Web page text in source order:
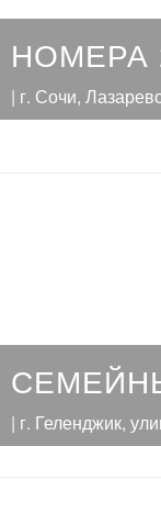
НОМЕРА
| г. Сочи,
| г. Геленджик,